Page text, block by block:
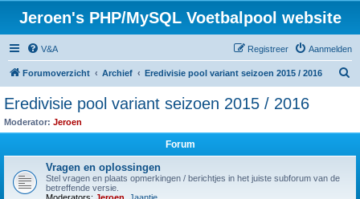
Jeroen's PHP/MySQL Voetbalpool website
V&A Aanmelden
Registreer
Forumoverzicht Archief Eredivisie pool variant seizoen 2015 / 2016
Eredivisie pool variant seizoen 2015 / 2016
Moderator: Jeroen
Forum
Vragen en oplossingen
Stel vragen en plaats opmerkingen / berichtjes in het juiste subforum van de
betreffende versie.
Moderators: Jeroen Jaantje